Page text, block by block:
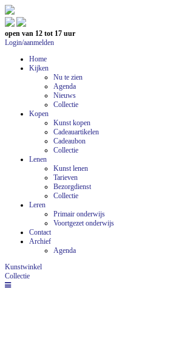
open van 12 tot 17 uur
Login/aanmelden
Home
Kijken
Nu te zien
Agenda
Nieuws
Collectie
Kopen
Kunst kopen
Cadeauartikelen
Cadeaubon
Collectie
Lenen
Kunst lenen
Tarieven
Bezorgdienst
Collectie
Leren
Primair onderwijs
Voortgezet onderwijs
Contact
Archief
Agenda
Kunstwinkel
Collectie